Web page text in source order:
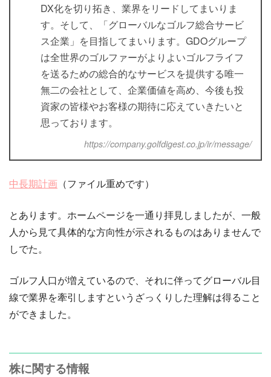
DX化を切り拓き、業界をリードしてまいりま
す。そして、「グローバルなゴルフ総合サービ
ス企業」を目指してまいります。GDOグループ
は全世界のゴルファーがよりよいゴルフライフ
を送るための総合的なサービスを提供する唯一
無二の会社として、企業価値を高め、今後も投
資家の皆様やお客様の期待に応えていきたいと
思っております。
https://company.golfdigest.co.jp/ir/message/
中長期計画 （ファイル重めです）
とあります。ホームページを一通り拝見しましたが、一般
人から見て具体的な方向性が示されるものはありませんで
しでた。
ゴルフ人口が増えているので、それに伴ってグローバル目
線で業界を牽引しますというざっくりした理解は得ること
ができました。
株に関する情報